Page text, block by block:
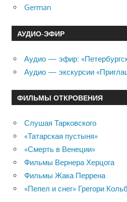
German
АУДИО-ЭФИР
Аудио — эфир:
Аудио — экскурсии
ФИЛЬМЫ ОТКРОВЕНИЯ
Слушая Тарковского
«Татарская пустыня»
«Смерть в Венеции»
Фильмы Вернера Херцога
Фильмы Жака Перрена
«Пепел и снег» Грегори